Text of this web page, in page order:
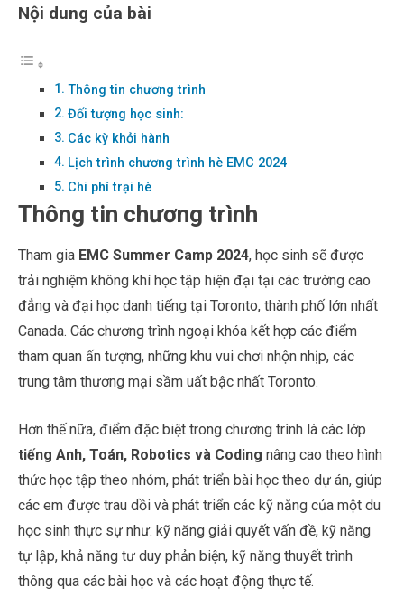
Nội dung của bài
Thông tin chương trình
Đối tượng học sinh:
Các kỳ khởi hành
Lịch trình chương trình hè EMC 2024
Chi phí trại hè
Thông tin chương trình
Tham gia EMC Summer Camp 2024, học sinh sẽ được
trải nghiệm không khí học tập hiện đại tại các trường cao
đẳng và đại học danh tiếng tại Toronto, thành phố lớn nhất
Canada. Các chương trình ngoại khóa kết hợp các điểm
tham quan ấn tượng, những khu vui chơi nhộn nhịp, các
trung tâm thương mại sầm uất bậc nhất Toronto.
Hơn thế nữa, điểm đặc biệt trong chương trình là các lớp
tiếng Anh, Toán, Robotics và Coding nâng cao theo hình
thức học tập theo nhóm, phát triển bài học theo dự án, giúp
các em được trau dồi và phát triển các kỹ năng của một du
học sinh thực sự như: kỹ năng giải quyết vấn đề, kỹ năng
tự lập, khả năng tư duy phản biện, kỹ năng thuyết trình
thông qua các bài học và các hoạt động thực tế.